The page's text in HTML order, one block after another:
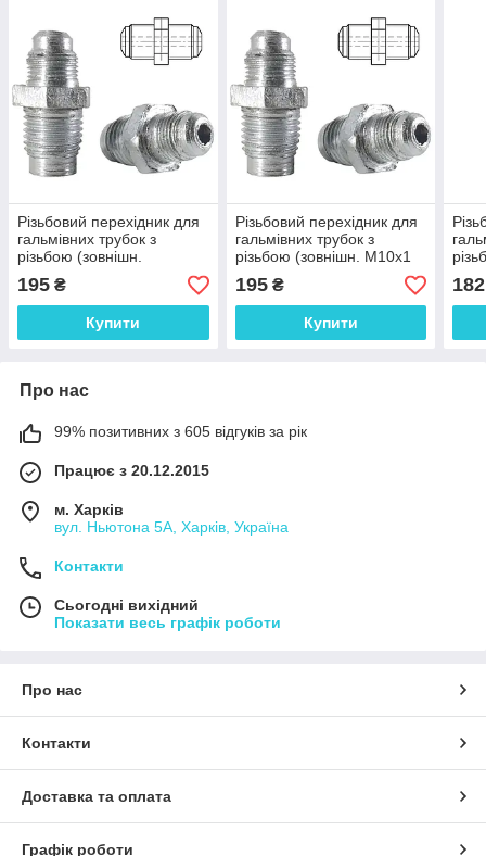
Різьбовий перехідник для
гальмівних трубок з
різьбою (зовнішн.
М10x1.25 мм-зовніш.
М12x1 мм. Оцинкованная
сталь) - Н102-Н121Ч
195 ₴
Купити
Різьбовий перехідник для
гальмівних трубок з
різьбою (зовнішн. М10x1
мм-зовніш. М12x1 мм.
Оцинкованная сталь) -
Н101-Н121Ч
195₴
Купити
182
Про нас
99% позитивних з 605 відгуків за рік
Працює з 20.12.2015
м. Харків
вул. Ньютона 5А, Харків, Україна
Контакти
Сьогодні вихідний
Показати весь графік роботи
Про нас
Контакти
Доставка та оплата
Графік роботи